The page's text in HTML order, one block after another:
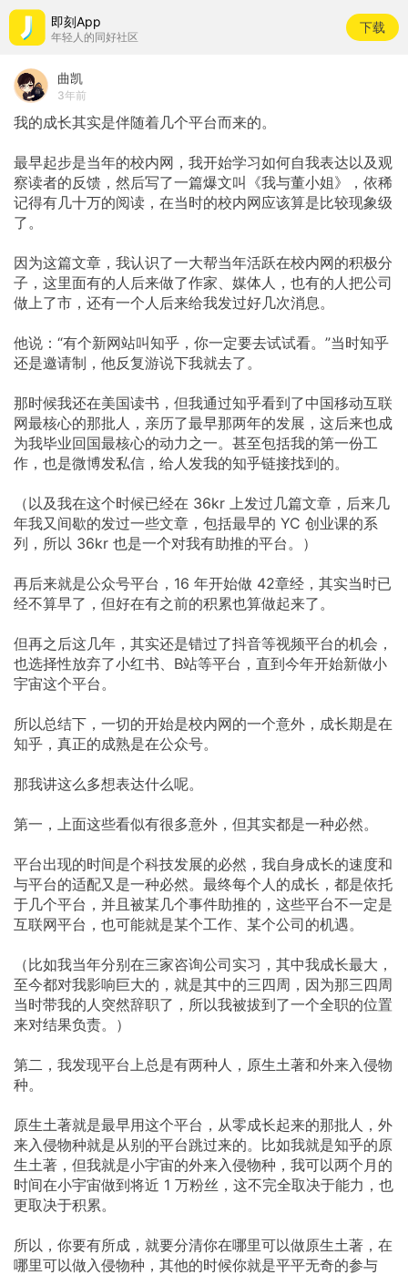
即刻App
年轻人的同好社区
下载
曲凯
3年前
我的成长其实是伴随着几个平台而来的。
最早起步是当年的校内网，我开始学习如何自我表达以及观
察读者的反馈，然后写了一篇爆文叫《我与董小姐》，依稀
记得有几十万的阅读，在当时的校内网应该算是比较现象级
了。
因为这篇文章，我认识了一大帮当年活跃在校内网的积极分
子，这里面有的人后来做了作家、媒体人，也有的人把公司
做上了市，还有一个人后来给我发过好几次消息。
他说：“有个新网站叫知乎，你一定要去试试看。”当时知乎
还是邀请制，他反复游说下我就去了。
那时候我还在美国读书，但我通过知乎看到了中国移动互联
网最核心的那批人，亲历了最早那两年的发展，这后来也成
为我毕业回国最核心的动力之一。甚至包括我的第一份工
作，也是微博发私信，给人发我的知乎链接找到的。
（以及我在这个时候已经在 36kr 上发过几篇文章，后来几
年我又间歇的发过一些文章，包括最早的 YC 创业课的系
列，所以 36kr 也是一个对我有助推的平台。）
再后来就是公众号平台，16 年开始做 42章经，其实当时已
经不算早了，但好在有之前的积累也算做起来了。
但再之后这几年，其实还是错过了抖音等视频平台的机会，
也选择性放弃了小红书、B站等平台，直到今年开始新做小
宇宙这个平台。
所以总结下，一切的开始是校内网的一个意外，成长期是在
知乎，真正的成熟是在公众号。
那我讲这么多想表达什么呢。
第一，上面这些看似有很多意外，但其实都是一种必然。
平台出现的时间是个科技发展的必然，我自身成长的速度和
与平台的适配又是一种必然。最终每个人的成长，都是依托
于几个平台，并且被某几个事件助推的，这些平台不一定是
互联网平台，也可能就是某个工作、某个公司的机遇。
（比如我当年分别在三家咨询公司实习，其中我成长最大，
至今都对我影响巨大的，就是其中的三四周，因为那三四周
当时带我的人突然辞职了，所以我被拔到了一个全职的位置
来对结果负责。）
第二，我发现平台上总是有两种人，原生土著和外来入侵物
种。
原生土著就是最早用这个平台，从零成长起来的那批人，外
来入侵物种就是从别的平台跳过来的。比如我就是知乎的原
生土著，但我就是小宇宙的外来入侵物种，我可以两个月的
时间在小宇宙做到将近 1 万粉丝，这不完全取决于能力，也
更取决于积累。
所以，你要有所成，就要分清你在哪里可以做原生土著，在
哪里可以做入侵物种，其他的时候你就是平平无奇的参与